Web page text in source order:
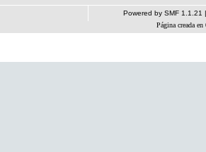
Powered by SMF 1.1.21
Página creada